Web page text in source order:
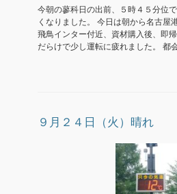
今朝の蓼科日の出前、５時４５分位
くなりました。 今日は朝から名古屋
飛鳥インター付近、資材購入後、即
だらけで少し運転に疲れました。 都
９月２４日（火）晴れ